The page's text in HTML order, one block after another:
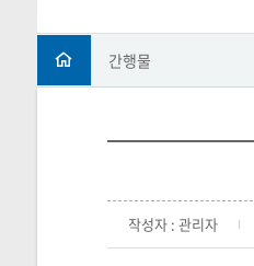
간행물
작성자 : 관리자